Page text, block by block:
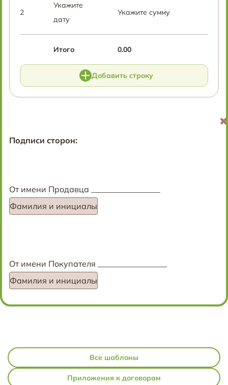
✖
2
Укажите
дату
Укажите сумму
✖
Итого 0.00
Добавить строку
Подписи сторон:
От имени Продавца _________________
Фамилия и инициалы
От имени Покупателя _________________
Фамилия и инициалы
Все шаблоны
Приложения к договорам